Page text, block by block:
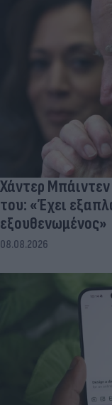
Χάντερ
του: «Έχει
εξουθενωμένος»
08.08.2026